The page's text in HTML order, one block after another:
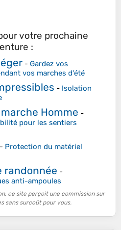
votre prochaine
:
- Gardez vos
vos marches d'été
- Isolation
Homme -
pour les sentiers
- Protection du matériel
randonnée -
anti-ampoules
ce site perçoit une commission sur
sans surcoût pour vous.